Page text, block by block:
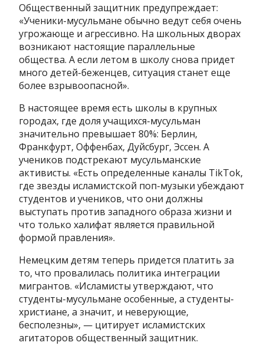
Общественный защитник предупреждает:
«Ученики-мусульмане обычно ведут себя очень
угрожающе и агрессивно. На школьных дворах
возникают настоящие параллельные
общества. А если летом в школу снова придет
много детей-беженцев, ситуация станет еще
более взрывоопасной».
В настоящее время есть школы в крупных
городах, где доля учащихся-мусульман
значительно превышает 80%: Берлин,
Франкфурт, Оффенбах, Дуйсбург, Эссен. А
учеников подстрекают мусульманские
активисты. «Есть определенные каналы TikTok,
где звезды исламистской поп-музыки убеждают
студентов и учеников, что они должны
выступать против западного образа жизни и
что только халифат является правильной
формой правления».
Немецким детям теперь придется платить за
то, что провалилась политика интеграции
мигрантов. «Исламисты утверждают, что
студенты-мусульмане особенные, а студенты-
христиане, а значит, и неверующие,
бесполезны», — цитирует исламистских
агитаторов общественный защитник.